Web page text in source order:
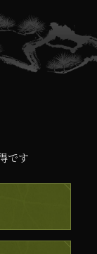
です